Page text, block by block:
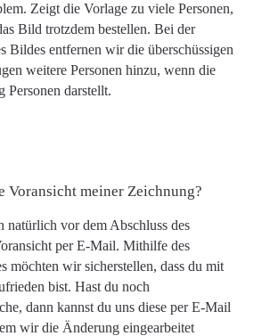
Zeigt die Vorlage zu viele Personen,
Bild trotzdem bestellen. Bei der
Bildes entfernen wir die überschüssigen
weitere Personen hinzu, wenn die
Personen darstellt.
Voransicht meiner Zeichnung?
natürlich vor dem Abschluss des
per E-Mail. Mithilfe des
möchten wir sicherstellen, dass du mit
bist. Hast du noch
dann kannst du uns diese per E-Mail
wir die Änderung eingearbeitet